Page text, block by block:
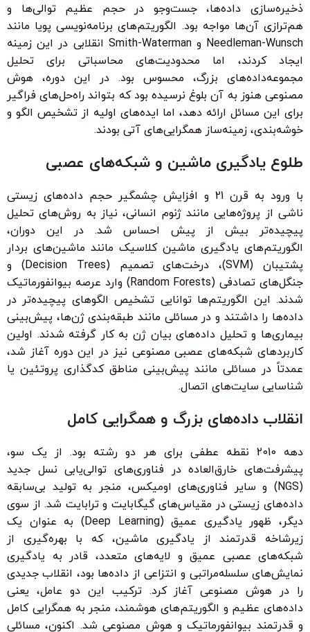
ذخیره‌سازی داده‌ها، جست‌وجو در حجم عظیم توالی‌ها و
هم‌ترازی آن‌ها مواجه بود. الگوریتم‌های برنامه‌نویسی پویا مانند
Needleman-Wunsch و Smith-Waterman انقلابی در این زمینه
ایجاد کردند، اما محدودیت‌های محاسباتی برای تحلیل
مجموعه‌داده‌های بزرگ، محسوس بود. در این دوره، هوش
مصنوعی هنوز به آن بلوغ نرسیده بود که بتواند راه‌حل‌های فراگیر
برای این مسائل ارائه دهد، اما ایده‌های اولیه از تشخیص الگو و
خوشه‌بندی، زمینه‌ساز همگرایی‌های آتی بودند.
طلوع یادگیری ماشین و شبکه‌های عصبی
با ورود به قرن 21 و افزایش چشمگیر حجم داده‌های زیستی
ناشی از پروژه‌هایی مانند ژنوم انسانی، نیاز به روش‌های تحلیل
پیچیده‌تر بیش از پیش احساس شد. در این دوران،
الگوریتم‌های یادگیری ماشین کلاسیک مانند ماشین‌های بردار
پشتیبان (SVM)، درخت‌های تصمیم (Decision Trees) و
جنگل‌های تصادفی (Random Forests) وارد عرصه بیوانفورماتیک
شدند. این الگوریتم‌ها توانایی تشخیص الگوهای پیچیده‌تر در
داده‌ها را داشتند و در مسائلی مانند طبقه‌بندی ژن‌ها، پیش‌بینی
بیماری‌ها و تحلیل داده‌های بیان ژن به کار گرفته شدند. اولین
کاربردهای شبکه‌های عصبی مصنوعی نیز در این دوره آغاز شد،
عمدتاً در مسائلی مانند پیش‌بینی مناطق کدگذاری پروتئین یا
شناسایی سایت‌های اتصال.
انقلاب داده‌های بزرگ و همگرایی کامل
دهه 2010 نقطه عطفی برای هر دو رشته بود. از یک سو،
پیشرفت‌های خارق‌العاده در فناوری‌های توالی‌یابی نسل جدید
(NGS) و سایر فناوری‌های اومیکس، منجر به تولید بی‌سابقه
داده‌های زیستی در مقیاس‌های گیگابایت و ترابایت شد. از سوی
دیگر، ظهور یادگیری عمیق (Deep Learning) به عنوان یک
زیرشاخه قدرتمند از یادگیری ماشین، که با بهره‌گیری از
شبکه‌های عصبی عمیق و لایه‌های متعدد، قادر به یادگیری
نمایش‌های سلسله‌مراتبی و انتزاعی از داده‌ها بود، انقلاب جدیدی
را در هوش مصنوعی آغاز کرد. ترکیب این دو عامل، یعنی
داده‌های عظیم و الگوریتم‌های هوشمند، منجر به همگرایی کامل
و قدرتمند بیوانفورماتیک و هوش مصنوعی شد. اکنون، مسائلی